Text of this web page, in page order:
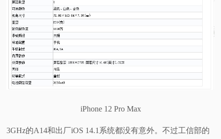
iPhone 12 Pro Max
3GHz的A14和出厂iOS 14.1系统都没有意外。不过工信部的